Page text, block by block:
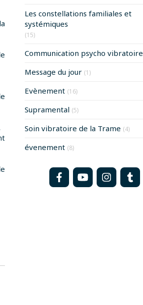
Les constellations familiales et
systémiques
(15)
Communication psycho vibratoire
Message du jour (1)
Evènement (16)
Supramental (5)
Soin vibratoire de la Trame (4)
évenement (8)